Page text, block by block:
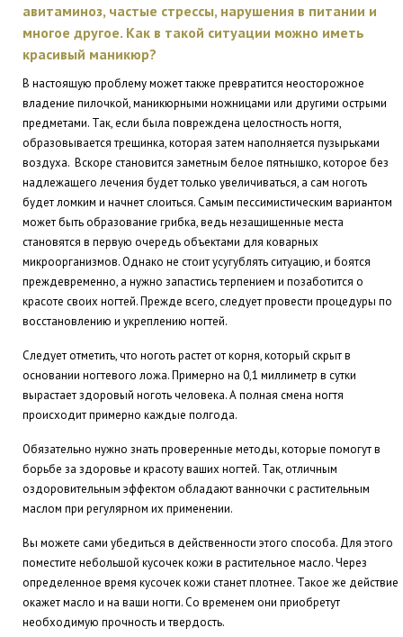
авитаминоз, частые стрессы, нарушения в питании и
многое другое. Как в такой ситуации можно иметь
красивый маникюр?
В настоящую проблему может также превратится неосторожное
владение пилочкой, маникюрными ножницами или другими острыми
предметами. Так, если была повреждена целостность ногтя,
образовывается трещинка, которая затем наполняется пузырьками
воздуха. Вскоре становится заметным белое пятнышко, которое без
надлежащего лечения будет только увеличиваться, а сам ноготь
будет ломким и начнет слоиться. Самым пессимистическим вариантом
может быть образование грибка, ведь незащищенные места
становятся в первую очередь объектами для коварных
микроорганизмов. Однако не стоит усугублять ситуацию, и боятся
преждевременно, а нужно запастись терпением и позаботится о
красоте своих ногтей. Прежде всего, следует провести процедуры по
восстановлению и укреплению ногтей.
Следует отметить, что ноготь растет от корня, который скрыт в
основании ногтевого ложа. Примерно на 0,1 миллиметр в сутки
вырастает здоровый ноготь человека. А полная смена ногтя
происходит примерно каждые полгода.
Обязательно нужно знать проверенные методы, которые помогут в
борьбе за здоровье и красоту ваших ногтей. Так, отличным
оздоровительным эффектом обладают ванночки с растительным
маслом при регулярном их применении.
Вы можете сами убедиться в действенности этого способа. Для этого
поместите небольшой кусочек кожи в растительное масло. Через
определенное время кусочек кожи станет плотнее. Такое же действие
окажет масло и на ваши ногти. Со временем они приобретут
необходимую прочность и твердость.